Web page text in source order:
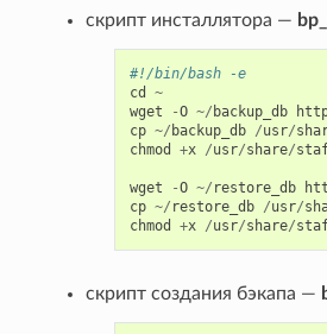
скрипт инсталлятора —
#!/bin/bash -e
cd
~
wget
-O ~/ backup_db
cp ~/ backup_db /usr/
chmod
+x /usr/share/
wget -O ~/ restore_db
cp ~/ restore_db /usr/
chmod
+x /usr/share/
скрипт создания бэкапа —